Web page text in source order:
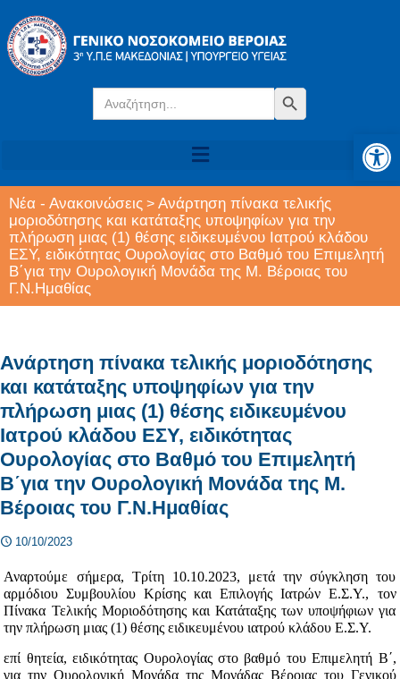
Search
for:
Search Button
Νέα - Ανακοινώσεις > Ανάρτηση πίνακα τελικής
μοριοδότησης και κατάταξης υποψηφίων για την
πλήρωση μιας (1) θέσης ειδικευμένου Ιατρού κλάδου
ΕΣΥ, ειδικότητας Ουρολογίας στο Βαθμό του Επιμελητή
Β΄για την Ουρολογική Μονάδα της Μ. Βέροιας του
Γ.Ν.Ημαθίας
Ανάρτηση πίνακα τελικής μοριοδότησης
και κατάταξης υποψηφίων για την
πλήρωση μιας (1) θέσης ειδικευμένου
Ιατρού κλάδου ΕΣΥ, ειδικότητας
Ουρολογίας στο Βαθμό του Επιμελητή
Β΄για την Ουρολογική Μονάδα της Μ.
Βέροιας του Γ.Ν.Ημαθίας
10/10/2023
Αναρτούμε σήμερα, Τρίτη 10.10.2023, μετά την σύγκληση του
αρμόδιου Συμβουλίου Κρίσης και Επιλογής Ιατρών Ε.Σ.Υ., τον
Πίνακα Τελικής Μοριοδότησης και Κατάταξης των υποψήφιων για
την πλήρωση μιας (1) θέσης ειδικευμένου ιατρού κλάδου Ε.Σ.Υ.
επί θητεία, ειδικότητας Ουρολογίας στο βαθμό του Επιμελητή Β΄,
για την Ουρολογική Μονάδα της Μονάδας Βέροιας του Γενικού